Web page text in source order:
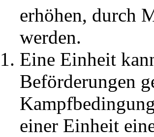
erhöhen, durch
werden.
Eine Einheit
Beförderungen
einer Einheit